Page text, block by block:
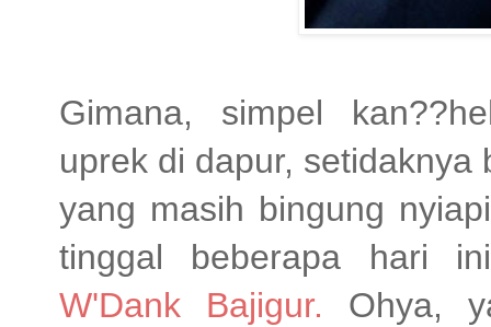
Gimana, simpel
uprek di dapur,
yang masih bingung
tinggal beberapa hari
W'Dank Bajigur. Ohya,